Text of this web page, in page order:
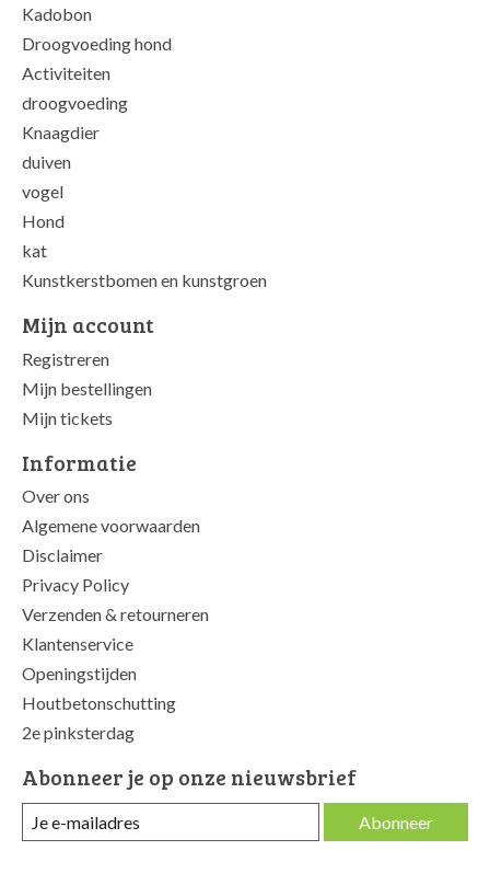
Kadobon
Droogvoeding hond
Activiteiten
droogvoeding
Knaagdier
duiven
vogel
Hond
kat
Kunstkerstbomen en kunstgroen
Mijn account
Registreren
Mijn bestellingen
Mijn tickets
Informatie
Over ons
Algemene voorwaarden
Disclaimer
Privacy Policy
Verzenden & retourneren
Klantenservice
Openingstijden
Houtbetonschutting
2e pinksterdag
Abonneer je op onze nieuwsbrief
Abonneer